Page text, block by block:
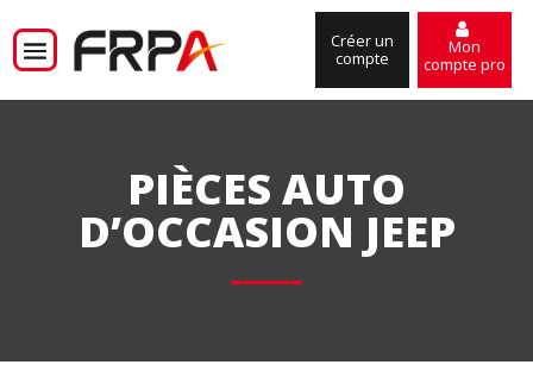
Créer un
compte
Mon
compte pro
PIÈCES AUTO
D’OCCASION JEEP